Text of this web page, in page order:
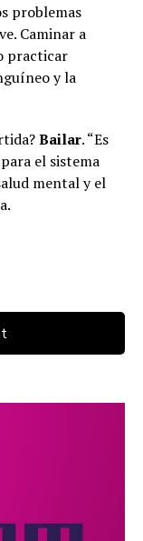
problemas
Caminar a
practicar
y la
Bailar. “Es
el sistema
mental y el